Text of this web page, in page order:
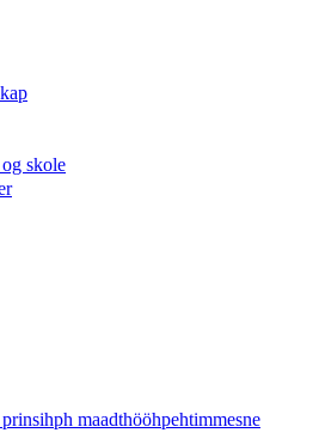
skole
maadthööhpehtimmesne